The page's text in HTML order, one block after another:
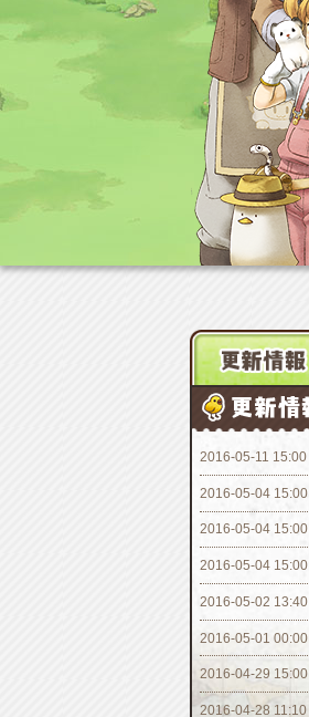
2016-05-11 15:00
2016-05-04 15:00
2016-05-04 15:00
2016-05-04 15:00
2016-05-02 13:40
2016-05-01 00:00
2016-04-29 15:00
2016-04-28 11:10